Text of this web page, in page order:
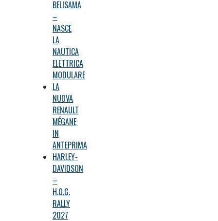
BELISAMA
–
NASCE
LA
NAUTICA
ELETTRICA
MODULARE
LA
NUOVA
RENAULT
MÉGANE
IN
ANTEPRIMA
HARLEY-
DAVIDSON
–
H.O.G.
RALLY
2027